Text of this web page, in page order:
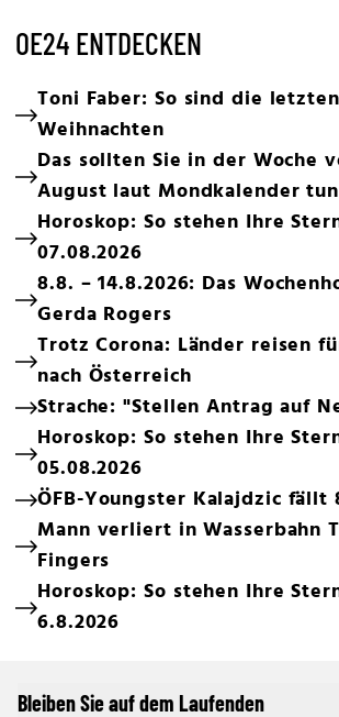
OE24 ENTDECKEN
Toni Faber: So sind die
Weihnachten
Das sollten Sie in der Woche
August laut Mondkalender tun
Horoskop: So stehen Ihre
07.08.2026
8.8. – 14.8.2026: Das
Gerda Rogers
Trotz Corona: Länder reisen
nach Österreich
Strache: "Stellen Antrag auf
Horoskop: So stehen Ihre
05.08.2026
ÖFB-Youngster Kalajdzic fällt
Mann verliert in Wasserbahn
Fingers
Horoskop: So stehen Ihre
6.8.2026
Bleiben Sie auf dem Laufenden